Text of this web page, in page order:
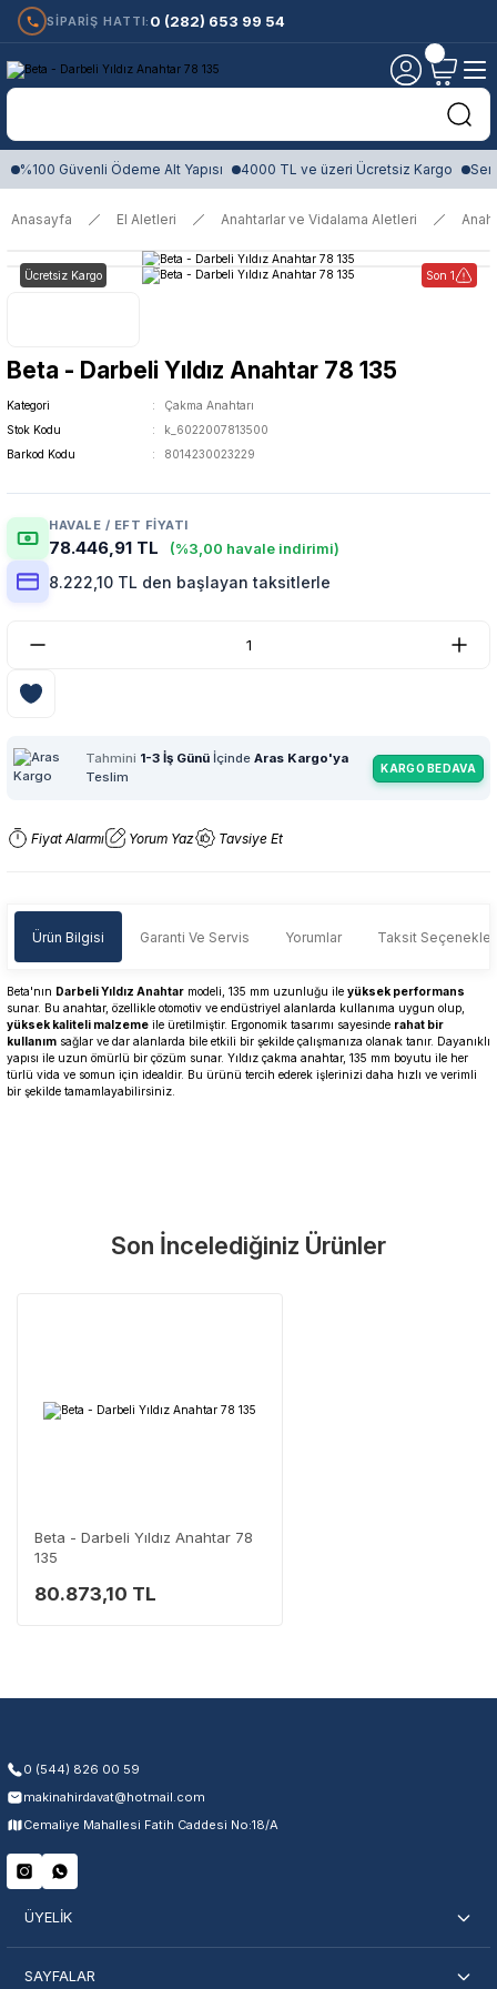
SİPARİŞ HATTI: 0 (282) 653 99 54
%100 Güvenli Ödeme Alt Yapısı 4000 TL ve üzeri Ücretsiz Kargo
Anasayfa El Aletleri Anahtarlar ve Vidalama Aletleri
Ücretsiz Kargo Son 1
Beta - Darbeli Yıldız Anahtar 78 135
Kategori
Çakma Anahtarı
Stok Kodu
k_6022007813500
Barkod Kodu
8014230023229
HAVALE / EFT FIYATI
78.446,91 TL (%3,00 havale indirimi)
8.222,10 TL den başlayan taksitlerle
Tahmini 1-3 İş Günü İçinde Aras Kargo'ya
Teslim
KARGO BEDAVA
Fiyat Alarmı Yorum Yaz Tavsiye Et
Ürün Bilgisi Garanti Ve Servis Yorumlar Taksit
Beta'nın Darbeli Yıldız Anahtar modeli, 135 mm uzunluğu ile yüksek performans
sunar. Bu anahtar, özellikle otomotiv ve endüstriyel alanlarda kullanıma uygun olup,
yüksek kaliteli malzeme ile üretilmiştir. Ergonomik tasarımı sayesinde rahat bir
kullanım sağlar ve dar alanlarda bile etkili bir şekilde çalışmanıza olanak tanır. Dayanıklı
yapısı ile uzun ömürlü bir çözüm sunar. Yıldız çakma anahtar, 135 mm boyutu ile her
türlü vida ve somun için idealdir. Bu ürünü tercih ederek işlerinizi daha hızlı ve verimli
bir şekilde tamamlayabilirsiniz.
Tüm ürünlerimiz üretici firma garantisi altındadır. Size en yakın
Orijinal garanti belgeli ürünler
Garanti Kapsamı
Servisi Nasıl Bulurum?
Yorum Yaz
Son İncelediğiniz Ürünler
Beta - Darbeli Yıldız Anahtar 78
135
80.873,10 TL
0 (544) 826 00 59
makinahirdavat@hotmail.com
Cemaliye Mahallesi Fatih Caddesi No:18/A
ÜYELİK
SAYFALAR